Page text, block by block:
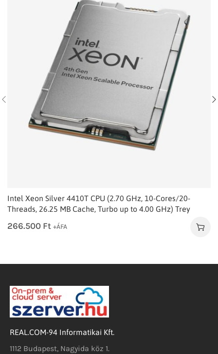
Intel Xeon Silver 4410T CPU (2.70 GHz, 10-Cores/20-
Threads, 26.25 MB Cache, Turbo up to 4.00 GHz) Trey
266.500 Ft +ÁFA
REAL.COM-94 Informatikai Kft.
1112 Budapest, Nagyida köz 1.